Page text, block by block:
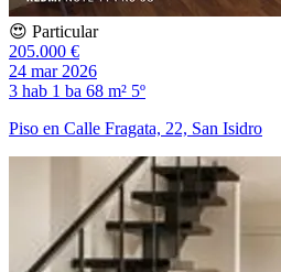
😍 Particular
205.000 €
24 mar 2026
3 hab 1 ba 68 m² 5º
Piso en Calle Fragata, 22, San Isidro